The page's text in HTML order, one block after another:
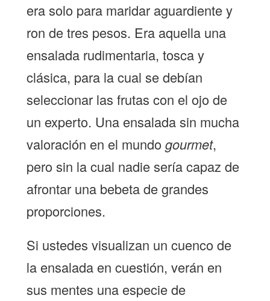
era solo para maridar aguardiente y
ron de tres pesos. Era aquella una
ensalada rudimentaria, tosca y
clásica, para la cual se debían
seleccionar las frutas con el ojo de
un experto. Una ensalada sin mucha
valoración en el mundo gourmet,
pero sin la cual nadie sería capaz de
afrontar una bebeta de grandes
proporciones.
Si ustedes visualizan un cuenco de
la ensalada en cuestión, verán en
sus mentes una especie de